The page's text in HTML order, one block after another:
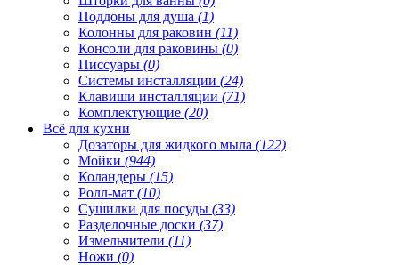
Поддоны для душа (1)
Колонны для раковин (11)
Консоли для раковины (0)
Писсуары (0)
Системы инсталляции (24)
Клавиши инсталляции (71)
Комплектующие (20)
Всё для кухни
Дозаторы для жидкого мыла (122)
Мойки (944)
Коландеры (15)
Ролл-мат (10)
Сушилки для посуды (33)
Разделочные доски (37)
Измельчители (11)
Ножи (0)